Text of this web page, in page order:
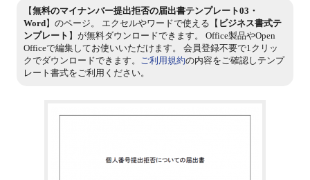
【無料のマイナンバー提出拒否の届出書テンプレート03・
Word】のページ。 エクセルやワードで使える【 ビジネス書式テ
ンプレート 】が無料ダウンロードできます。 Office製品やOpen
Officeで編集してお使いいただけます。 会員登録不要で1クリッ
クでダウンロードできます。 ご利用規約の内容をご確認しテンプ
レート書式をご利用ください。